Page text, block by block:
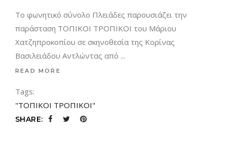
Το φωνητικό σύνολο Πλειάδες παρουσιάζει την
παράσταση ΤΟΠΙΚΟΙ ΤΡΟΠΙΚΟΙ του Μάριου
Χατζηπροκοπίου σε σκηνοθεσία της Κορίνας
Βασιλειάδου Αντλώντας από
READ MORE
Tags:
"ΤΟΠΙΚΟΙ ΤΡΟΠΙΚΟΙ"
SHARE: